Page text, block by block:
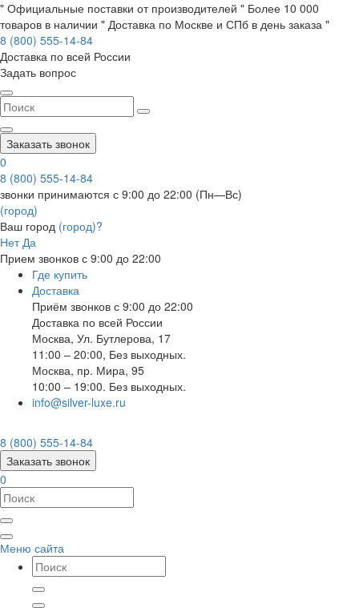
" Официальные поставки от производителей " Более 10 000
товаров в наличии " Доставка по Москве и СПб в день заказа "
8 (800) 555-14-84
Доставка по всей России
Задать вопрос
Заказать звонок
0
8 (800) 555-14-84
звонки принимаются с 9:00 до 22:00 (Пн—Вс)
(город)
Ваш город (город)?
Нет Да
Прием звонков с 9:00 до 22:00
Где купить
Доставка
Приём звонков с 9:00 до 22:00
Доставка по всей России
Москва, Ул. Бутлерова, 17
11:00 – 20:00, Без выходных.
Москва, пр. Мира, 95
10:00 – 19:00. Без выходных.
info@silver-luxe.ru
8 (800) 555-14-84
Заказать звонок
0
Меню сайта